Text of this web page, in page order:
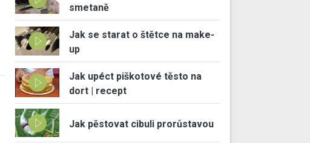
smetaně
Jak se starat o štětce na make-
up
Jak upéct piškotové těsto na
dort | recept
Jak pěstovat cibuli prorůstavou